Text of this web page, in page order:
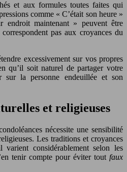
et aux formules toutes faites qui
comme « C’était son heure »
maintenant » peuvent être
pas aux croyances du
excessivement sur vos propres
qu’il soit naturel de partager votre
sur la personne endeuillée et son
et religieuses
nécessite une sensibilité
Les traditions et croyances
considérablement selon les
tenir compte pour éviter tout faux